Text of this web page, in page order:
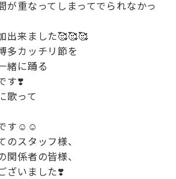
が重なってしまってでられなかっ
出来ました🥰🥰🥰
多カッチリ節を
緒に踊る
す❣️
歌って
す☺️☺️
スタッフ様、
係者の皆様、
ざいました❣️